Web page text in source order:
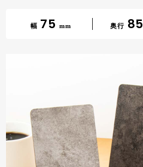
幅 75 mm 奥行 85